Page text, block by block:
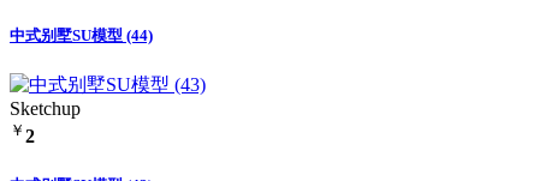
中式别墅SU模型 (44)
Sketchup
￥ 2